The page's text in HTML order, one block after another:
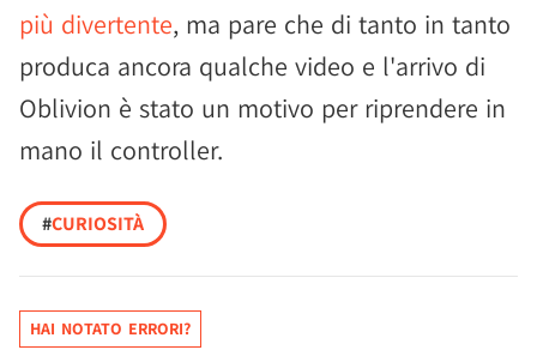
più divertente, ma pare che di tanto in tanto
produca ancora qualche video e l'arrivo di
Oblivion è stato un motivo per riprendere in
mano il controller.
#CURIOSITÀ
HAI NOTATO ERRORI?